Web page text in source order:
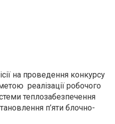
на проведення конкурсу
реалізації робочого
теплозабезпечення
п’яти блочно-